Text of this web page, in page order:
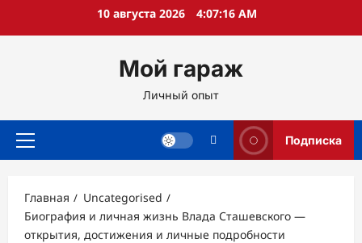
10 августа 2026 4:07:17 AM
Мой гараж
Личный опыт
Основное
Подписка
Главная
Uncategorised
Биография и личная жизнь Влада Сташевского —
открытия, достижения и личные подробности